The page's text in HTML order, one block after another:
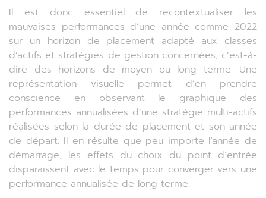
Il est donc essentiel de recontextualiser les
mauvaises performances d’une année comme 2022
sur un horizon de placement adapté aux classes
d’actifs et stratégies de gestion concernées, c’est-à-
dire des horizons de moyen ou long terme. Une
représentation visuelle permet d’en prendre
conscience en observant le graphique des
performances annualisées d’une stratégie multi-actifs
réalisées selon la durée de placement et son année
de départ. Il en résulte que peu importe l’année de
démarrage, les effets du choix du point d’entrée
disparaissent avec le temps pour converger vers une
performance annualisée de long terme.